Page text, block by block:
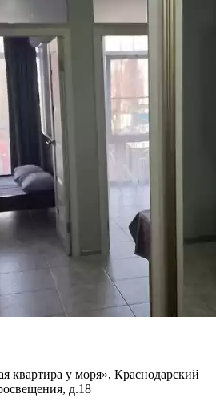
квартира у моря», Краснодарский
д.18